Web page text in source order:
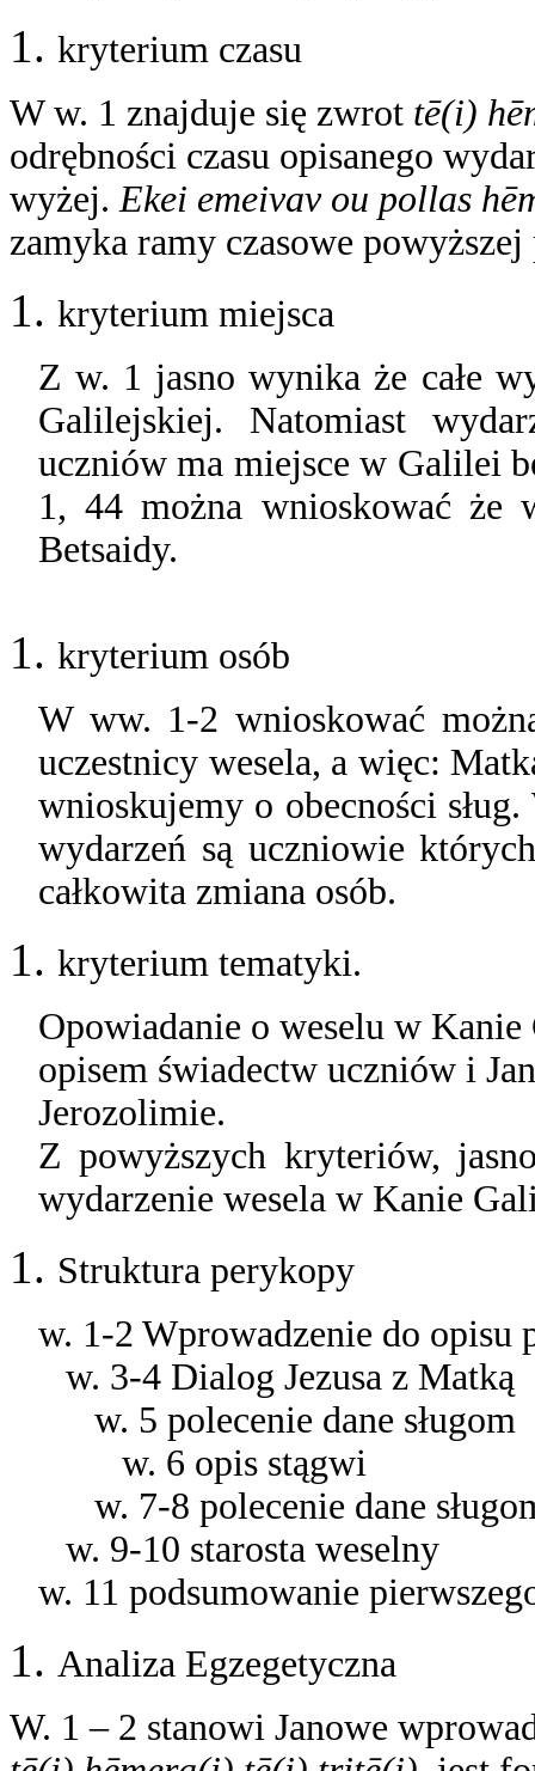
kryterium czasu
W w. 1 znajduje się zwrot tē(i)
odrębności czasu opisanego
wyżej.Ekei emeivav ou pollas
zamyka ramy czasowe
kryterium miejsca
Z w. 1 jasno wynika że całe
Galilejskiej. Natomiast
uczniów ma miejsce w Galilei
1, 44 można wnioskować że
Betsaidy.
kryterium osób
W ww. 1-2 wnioskować
uczestnicy wesela, a więc:
wnioskujemy o obecności
wydarzeń są uczniowie
całkowita zmiana osób.
kryterium tematyki.
Opowiadanie o weselu w
opisem świadectw uczniów i
Jerozolimie.
Z powyższych kryteriów,
wydarzenie wesela w Kanie
Struktura perykopy
w. 1-2 Wprowadzenie do opisu
w. 3-4 Dialog Jezusa z Matką
w. 5 polecenie dane sługom
w. 6 opis stągwi
w. 7-8 polecenie dane
w. 9-10 starosta weselny
w. 11 podsumowanie
Analiza Egzegetyczna
W. 1 – 2 stanowi Janowe